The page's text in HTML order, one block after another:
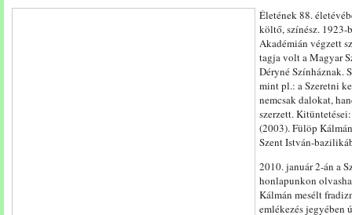
Életének 88.
költő, színész. 1923-
Akadémián végzett
tagja volt a Magyar
Déryné Színháznak.
mint pl.: a Szeretni
nemcsak dalokat,
szerzett.
(2003). Fülöp
Szent István-
2010. január 2-án a
honlapunkon
Kálmán mesélt
emlékezés jegyében